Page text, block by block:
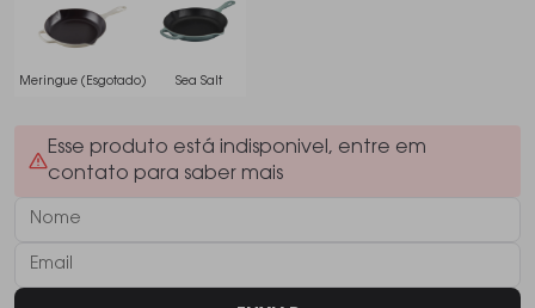
Meringue (Esgotado) Sea Salt
Esse produto está indisponivel, entre em
contato para saber mais